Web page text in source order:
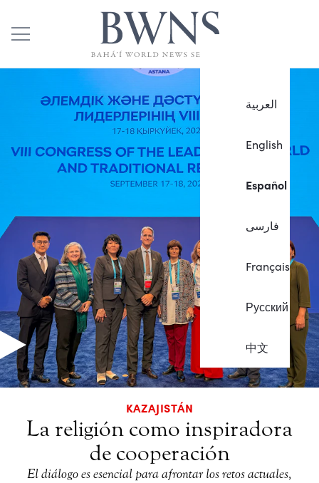
العربية
English
Español
فارسی
Français
Русский
中文
KAZAJISTÁN
La religión como inspiradora
de cooperación
El diálogo es esencial para afrontar los retos actuales,